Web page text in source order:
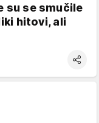
su se smučile
hitovi, ali